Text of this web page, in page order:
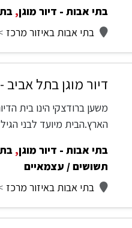
בתי אבות - דיור מוגן,
בתי אבות באיזור מרכז
דיור מוגן בתל
משען ברודצקי הינו בית
הארץ.הבית מיועד לבני
בתי אבות - דיור מוגן,
תשושים / עצמאיים
בתי אבות באיזור מרכז